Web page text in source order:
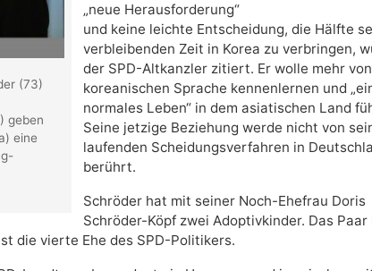
(73)
geben
eine
„neue Herausforderung“
und keine leichte Entscheidung, die Hälfte
verbleibenden Zeit in Korea zu verbringen,
der SPD-Altkanzler zitiert. Er wolle mehr
koreanischen Sprache kennenlernen und
normales Leben“ in dem asiatischen Land
Seine jetzige Beziehung werde nicht von
laufenden Scheidungsverfahren in
berührt.
Schröder hat mit seiner Noch-Ehefrau Doris
Schröder-Köpf zwei Adoptivkinder. Das Paar
die vierte Ehe des SPD-Politikers.